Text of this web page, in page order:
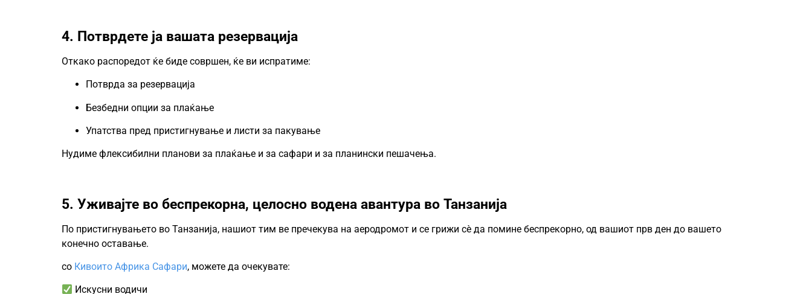
4. Потврдете ја вашата резервација
Откако распоредот ќе биде совршен, ќе ви испратиме:
Потврда за резервација
Безбедни опции за плаќање
Упатства пред пристигнување и листи за пакување
Нудиме флексибилни планови за плаќање и за сафари и за планински пешачења.
5. Уживајте во беспрекорна, целосно водена авантура во Танзанија
По пристигнувањето во Танзанија, нашиот тим ве пречекува на аеродромот и се грижи сè да помине беспрекорно, од вашиот прв ден до вашето
конечно оставање.
со Кивоито Африка Сафари, можете да очекувате:
Искусни водичи